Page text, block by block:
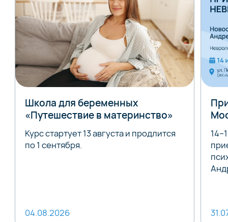
Школа для беременных
«Путешествие в материнство»
Курс стартует 13 августа и продлится
по 1 сентября.
04.08.2026